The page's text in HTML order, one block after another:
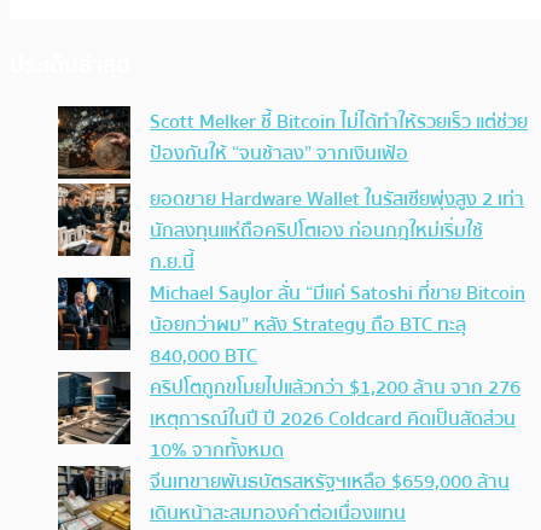
Scott Melker ชี้ Bitcoin ไม่ได้ทำให้รวยเร็ว แต่ช่วย
ป้องกันให้ “จนช้าลง” จากเงินเฟ้อ
ยอดขาย Hardware Wallet ในรัสเซียพุ่งสูง 2 เท่า
นักลงทุนแห่ถือคริปโตเอง ก่อนกฎใหม่เริ่มใช้
ก.ย.นี้
Michael Saylor ลั่น “มีแค่ Satoshi ที่ขาย Bitcoin
น้อยกว่าผม” หลัง Strategy ถือ BTC ทะลุ
840,000 BTC
คริปโตถูกขโมยไปแล้วกว่า $1,200 ล้าน จาก 276
เหตุการณ์ในปี ปี 2026 Coldcard คิดเป็นสัดส่วน
10% จากทั้งหมด
จีนเทขายพันธบัตรสหรัฐฯเหลือ $659,000 ล้าน
เดินหน้าสะสมทองคำต่อเนื่องแทน